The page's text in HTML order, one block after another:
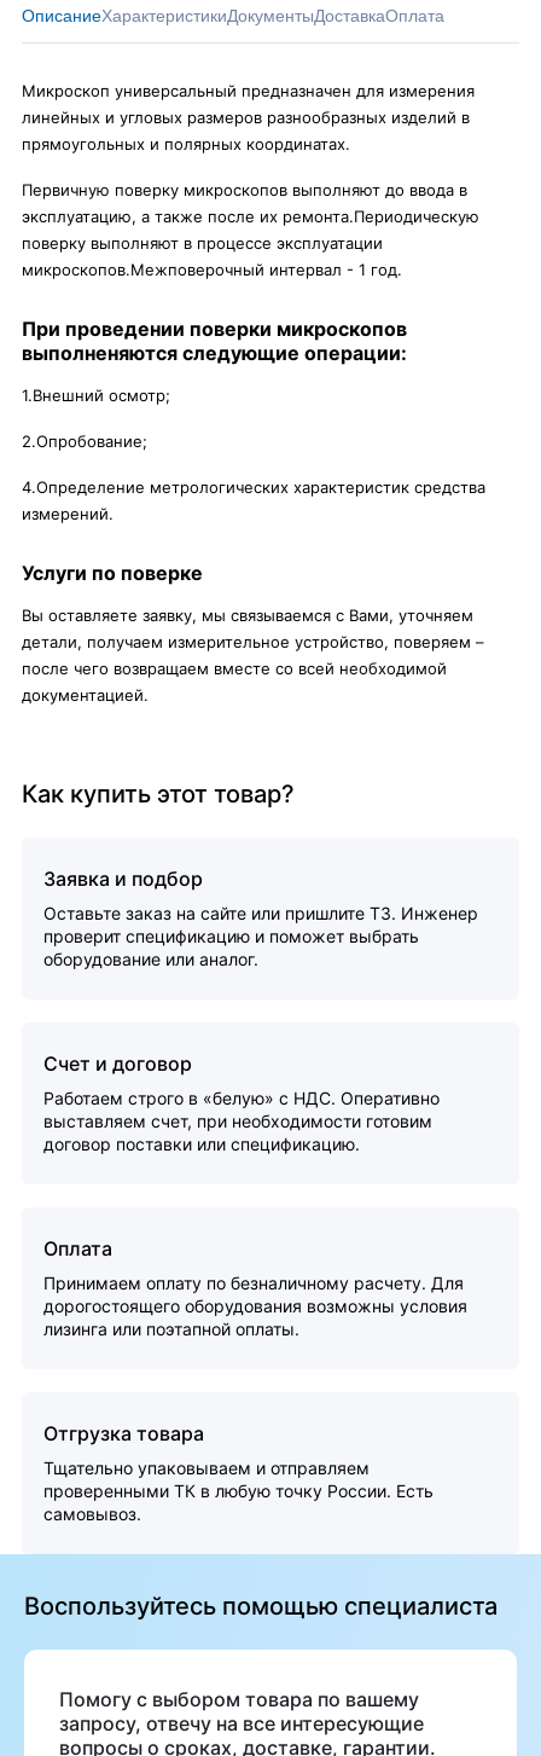
ОписаниеХарактеристикиДокументыДоставкаОплата
Микроскоп универсальный предназначен для измерения
линейных и угловых размеров разнообразных изделий в
прямоугольных и полярных координатах.
Первичную поверку микроскопов выполняют до ввода в
эксплуатацию, а также после их ремонта.Периодическую
поверку выполняют в процессе эксплуатации
микроскопов.Межповерочный интервал - 1 год.
При проведении поверки микроскопов
выполненяются следующие операции:
1.Внешний осмотр;
2.Опробование;
4.Определение метрологических характеристик средства
измерений.
Услуги по поверке
Вы оставляете заявку, мы связываемся с Вами, уточняем
детали, получаем измерительное устройство, поверяем –
после чего возвращаем вместе со всей необходимой
документацией.
Как купить этот товар?
Заявка и подбор
Оставьте заказ на сайте или пришлите ТЗ. Инженер
проверит спецификацию и поможет выбрать
оборудование или аналог.
Счет и договор
Работаем строго в «белую» с НДС. Оперативно
выставляем счет, при необходимости готовим
договор поставки или спецификацию.
Оплата
Принимаем оплату по безналичному расчету. Для
дорогостоящего оборудования возможны условия
лизинга или поэтапной оплаты.
Отгрузка товара
Тщательно упаковываем и отправляем
проверенными ТК в любую точку России. Есть
самовывоз.
Воспользуйтесь помощью специалиста
Помогу с выбором товара по вашему
запросу, отвечу на все интересующие
вопросы о сроках, доставке, гарантии.